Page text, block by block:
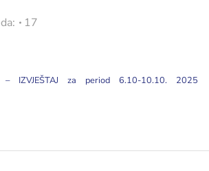
17
IZVJEŠTAJ za period 6.10-10.10. 2025